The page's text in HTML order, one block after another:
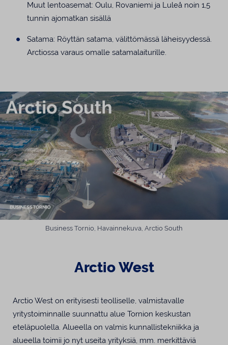
Muut lentoasemat: Oulu, Rovaniemi ja Luleå noin 1,5
tunnin ajomatkan sisällä
Satama: Röyttän satama, välittömässä läheisyydessä.
Arctiossa varaus omalle satamalaiturille.
Business Tornio, Havainnekuva, Arctio South
Arctio West
Arctio West on erityisesti teolliselle, valmistavalle
yritystoiminnalle suunnattu alue Tornion keskustan
eteläpuolella. Alueella on valmis kunnallistekniikka ja
alueella toimii jo nyt useita yrityksiä, mm. merkittäviä